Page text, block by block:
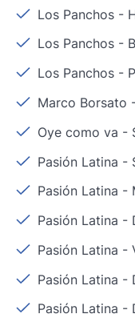
Los Panchos -
Los Panchos -
Los Panchos -
Marco Borsato
Oye como va -
Pasión Latina -
Pasión Latina -
Pasión Latina -
Pasión Latina -
Pasión Latina -
Pasión Latina -